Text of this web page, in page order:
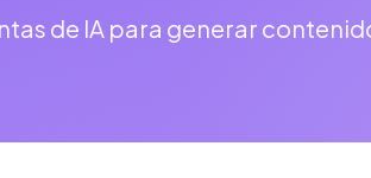
de IA para generar